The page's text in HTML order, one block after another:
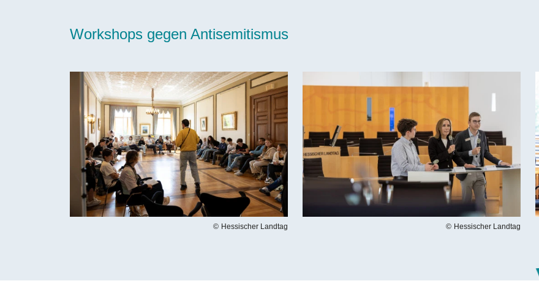
Workshops gegen Antisemitismus
Bilddatei
Hessischer Landtag Hessischer Landtag